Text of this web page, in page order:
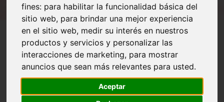
fines: para habilitar la funcionalidad básica del
sitio web, para brindar una mejor experiencia
en el sitio web, medir su interés en nuestros
productos y servicios y personalizar las
interacciones de marketing, para mostrar
anuncios que sean más relevantes para usted.
Aceptar